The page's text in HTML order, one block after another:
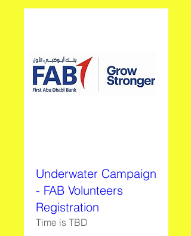
Underwater Campaign
- FAB Volunteers
Registration
Time is TBD